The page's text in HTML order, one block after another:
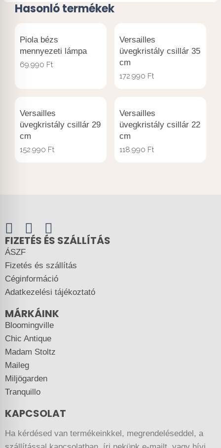
Hasonló termékek
Piola bézs
mennyezeti lámpa
69.990 Ft
Versailles
üvegkristály csillár 35
cm
172.990 Ft
Versailles
üvegkristály csillár 29
cm
152.990 Ft
Versailles
üvegkristály csillár 22
cm
118.990 Ft
FIZETÉS ÉS SZÁLLÍTÁS
ÁSZF
Fizetés és szállítás
Céginformáció
Adatkezelési tájékoztató
MÁRKÁINK
Bloomingville
Chic Antique
Madam Stoltz
Maileg
Miljögarden
Tranquillo
KAPCSOLAT
Ha kérdésed van termékeinkkel, megrendeléseddel, a